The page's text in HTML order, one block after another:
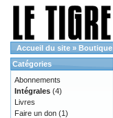
Accueil du site » Boutique
Catégories
Abonnements
Intégrales (4)
Livres
Faire un don (1)